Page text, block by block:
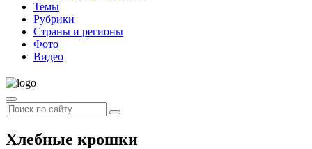
Темы
Рубрики
Страны и регионы
Фото
Видео
Хлебные крошки